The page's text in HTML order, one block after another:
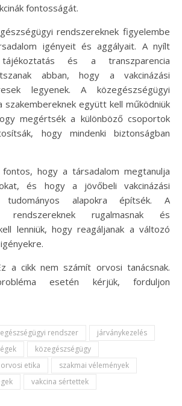
fontosságát.
rendszereknek figyelembe
igényeit és aggályait. A nyílt
és a transzparencia
abban, hogy a vakcinázási
legyenek. A közegészségügyi
szakembereknek együtt kell működniük
megértsék a különböző csoportok
hogy mindenki biztonságban
hogy a társadalom megtanulja
és hogy a jövőbeli vakcinázási
alapokra építsék. A
rendszereknek rugalmasnak és
lenniük, hogy reagáljanak a változó
a cikk nem számít orvosi tanácsnak.
esetén kérjük, forduljon
egészségügyi rendszer
járványkezelés
közegészségügy
orvosi etika
szakmai vélemények
vakcina sértettek